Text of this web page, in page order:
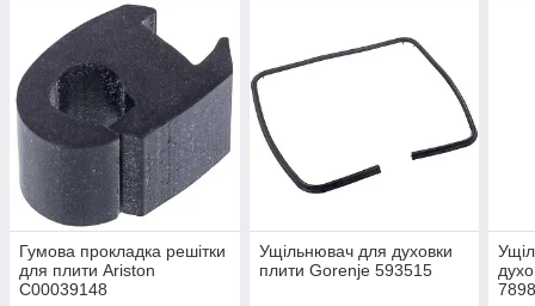
Гумова прокладка решітки
для плити Ariston
C00039148
Ущільнювач для духовки
плити Gorenje 593515